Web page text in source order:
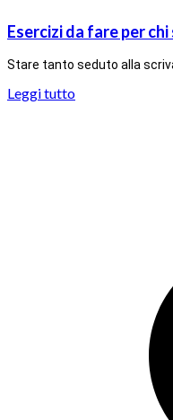
Esercizi da fare per
Stare tanto seduto alla
Leggi tutto